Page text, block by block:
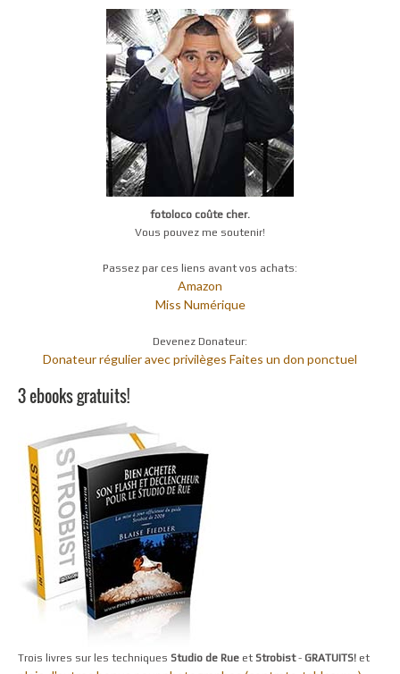
fotoloco coûte cher.
Vous pouvez me soutenir!
Passez par ces liens avant vos achats:
Amazon
Miss Numérique
Devenez Donateur:
Donateur régulier avec privilèges Faites un don ponctuel
3 ebooks gratuits!
Trois livres sur les techniques Studio de Rue et Strobist- GRATUITS! et